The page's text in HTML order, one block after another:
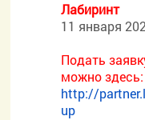
Лабиринт
11 января
Подать
можно здесь:
http://
up